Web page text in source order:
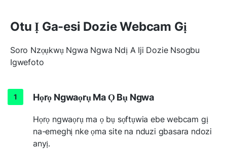
Otu Ị Ga-esi Dozie Webcam Gị
Soro Nzọụkwụ Ngwa Ngwa Ndị A Iji Dozie Nsogbu
Igwefoto
Họrọ Ngwaọrụ Ma Ọ Bụ Ngwa
Họrọ ngwaọrụ ma ọ bụ sọftụwia ebe webcam gị
na-emeghị nke ọma site na nduzi gbasara ndozi
anyị.